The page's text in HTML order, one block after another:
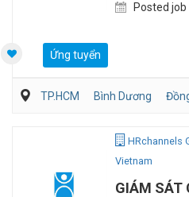
Posted
Ứng tuyển
TP.HCM Bình Dương
HRchannels
Vietnam
GIÁM SÁT